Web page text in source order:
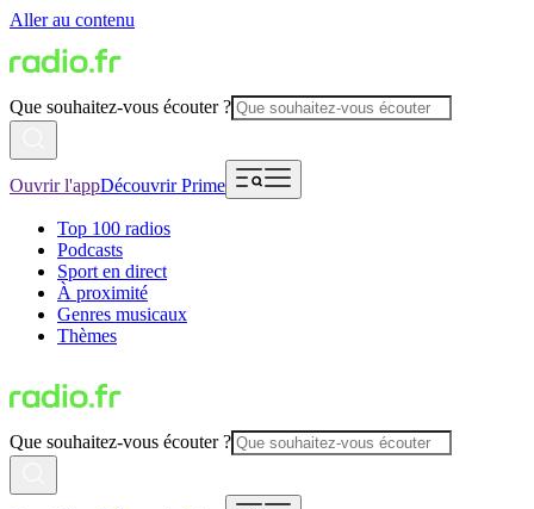
Aller au contenu
Que souhaitez-vous écouter ?
Ouvrir l'appDécouvrir Prime
Top 100 radios
Podcasts
Sport en direct
À proximité
Genres musicaux
Thèmes
Que souhaitez-vous écouter ?